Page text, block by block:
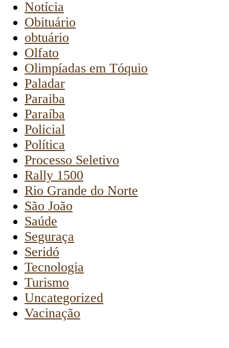
Notícia
Obituário
obtuário
Olfato
Olimpíadas em Tóquio
Paladar
Paraiba
Paraíba
Policial
Política
Processo Seletivo
Rally 1500
Rio Grande do Norte
São João
Saúde
Seguraça
Seridó
Tecnologia
Turismo
Uncategorized
Vacinação